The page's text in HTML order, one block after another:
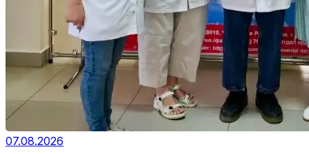
07.08.2026